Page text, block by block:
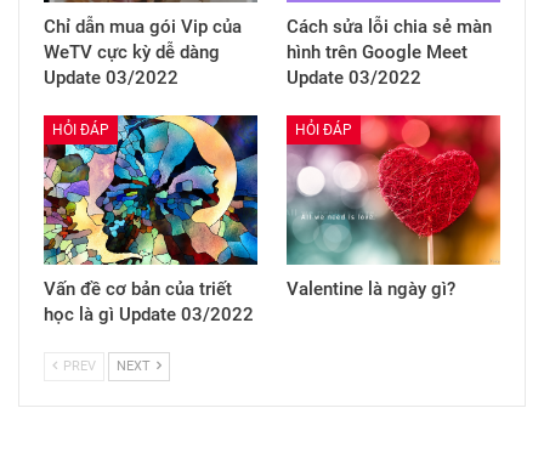
Chỉ dẫn mua gói Vip của
WeTV cực kỳ dễ dàng
Update 03/2022
Cách sửa lỗi chia sẻ màn
hình trên Google Meet
Update 03/2022
HỎI ĐÁP
Vấn đề cơ bản của triết
học là gì Update 03/2022
HỎI ĐÁP
Valentine là ngày gì?
PREV NEXT